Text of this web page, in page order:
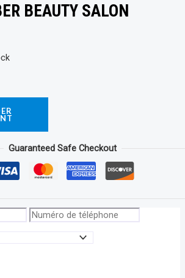
BEAUTY SALON
Guaranteed Safe Checkout